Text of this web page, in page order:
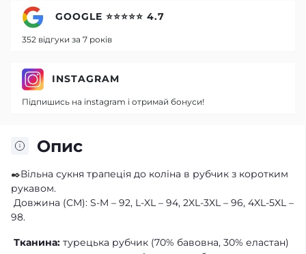
Опис
✒️Вільна сукня трапеція до коліна в рубчик з коротким
рукавом.
Довжина (СМ): S-M – 92, L-XL – 94, 2XL-3XL – 96, 4XL-5XL –
98.
Тканина: турецька рубчик (70% бавовна, 30% еластан)
GOOGLE ⭐⭐⭐⭐⭐ 4.7
352 відгуки за 7 років
INSTAGRAM
Підпишись на instagram і отримай бонуси!